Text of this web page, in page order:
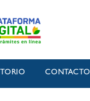
CONTACTO